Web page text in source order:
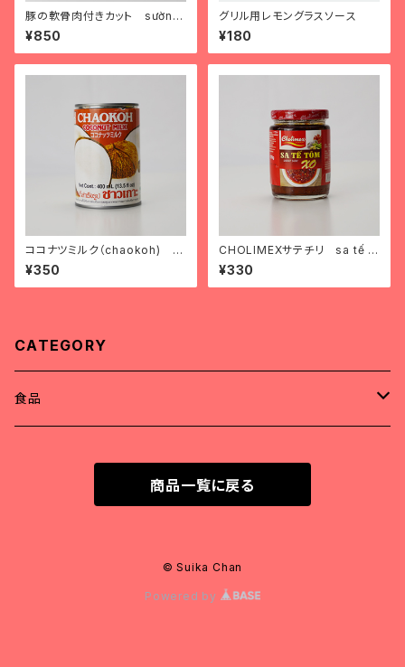
豚の軟骨肉付きカット sườn n
on
¥850
グリル用レモングラスソース
¥180
ココナツミルク（chaokoh) n
ước cốt dừa
¥350
CHOLIMEXサテチリ sa tế ó
t khô
¥330
CATEGORY
食品
商品一覧に戻る
© Suika Chan
Powered by